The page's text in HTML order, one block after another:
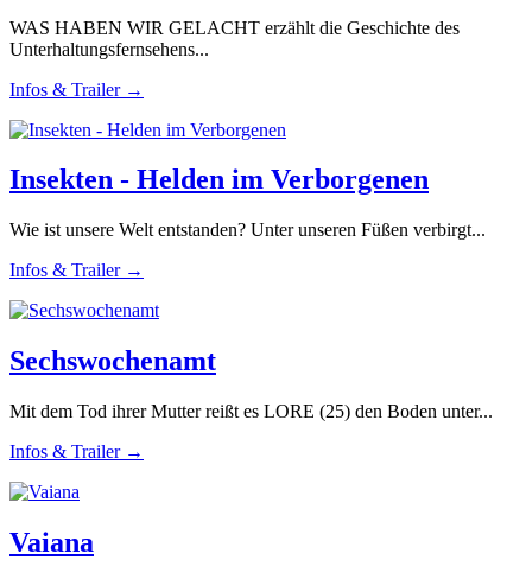
WAS HABEN WIR GELACHT erzählt die Geschichte des
Unterhaltungsfernsehens...
Infos & Trailer →
Insekten - Helden im Verborgenen
Wie ist unsere Welt entstanden? Unter unseren Füßen verbirgt...
Infos & Trailer →
Sechswochenamt
Mit dem Tod ihrer Mutter reißt es LORE (25) den Boden unter...
Infos & Trailer →
Vaiana